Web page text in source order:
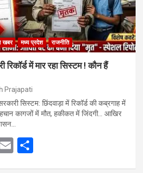
खबर मध्य प्रदेश राजनीति
रिकॉर्ड में मार रहा सिस्टम ! कौन हैं
Prajapati
सिस्टम: छिंदवाड़ा में रिकॉर्ड की कब्रगाह में
कागजों में मौत, हकीकत में जिंदगी… आखिर
X
E